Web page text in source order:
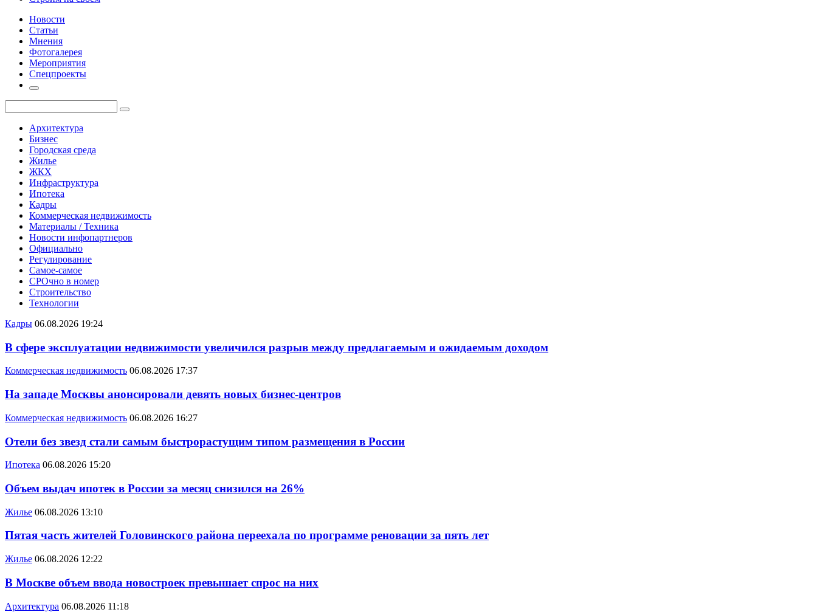
Новости
Статьи
Мнения
Фотогалерея
Мероприятия
Спецпроекты
Архитектура
Бизнес
Городская среда
Жилье
ЖКХ
Инфраструктура
Ипотека
Кадры
Коммерческая недвижимость
Материалы / Техника
Новости инфопартнеров
Официально
Регулирование
Самое-самое
СРОчно в номер
Строительство
Технологии
Кадры 06.08.2026 19:24
В сфере эксплуатации недвижимости увеличился разрыв между предлагаемым и ожидаемым доходом
Коммерческая недвижимость 06.08.2026 17:37
На западе Москвы анонсировали девять новых бизнес-центров
Коммерческая недвижимость 06.08.2026 16:27
Отели без звезд стали самым быстрорастущим типом размещения в России
Ипотека 06.08.2026 15:20
Объем выдач ипотек в России за месяц снизился на 26%
Жилье 06.08.2026 13:10
Пятая часть жителей Головинского района переехала по программе реновации за пять лет
Жилье 06.08.2026 12:22
В Москве объем ввода новостроек превышает спрос на них
Архитектура 06.08.2026 11:18